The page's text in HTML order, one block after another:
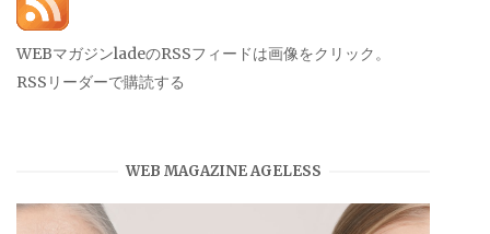
WEBマガジンladeのRSSフィードは画像をクリック。
RSSリーダーで購読する
WEB MAGAZINE AGELESS